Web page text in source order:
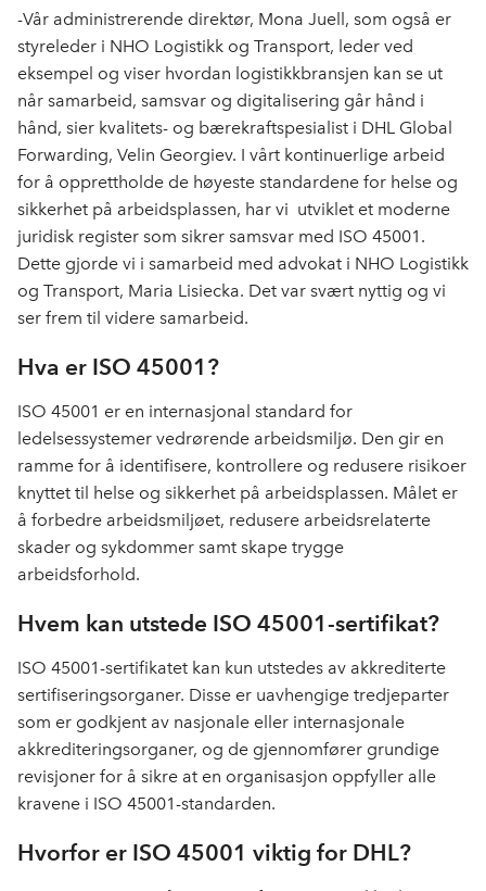
e
b
k
k
e
I
o
-Vår administrerende direktør, Mona Juell, som også er
styreleder i NHO Logistikk og Transport, leder ved
eksempel og viser hvordan logistikkbransjen kan se ut
når samarbeid, samsvar og digitalisering går hånd i
hånd, sier kvalitets- og bærekraftspesialist i DHL Global
Forwarding, Velin Georgiev. I vårt kontinuerlige arbeid
for å opprettholde de høyeste standardene for helse og
sikkerhet på arbeidsplassen, har vi utviklet et moderne
juridisk register som sikrer samsvar med ISO 45001.
Dette gjorde vi i samarbeid med advokat i NHO Logistikk
og Transport, Maria Lisiecka. Det var svært nyttig og vi
ser frem til videre samarbeid.
Hva er ISO 45001?
ISO 45001 er en internasjonal standard for
ledelsessystemer vedrørende arbeidsmiljø. Den gir en
ramme for å identifisere, kontrollere og redusere risikoer
knyttet til helse og sikkerhet på arbeidsplassen. Målet er
å forbedre arbeidsmiljøet, redusere arbeidsrelaterte
skader og sykdommer samt skape trygge
arbeidsforhold.
Hvem kan utstede ISO 45001-sertifikat?
ISO 45001-sertifikatet kan kun utstedes av akkrediterte
sertifiseringsorganer. Disse er uavhengige tredjeparter
som er godkjent av nasjonale eller internasjonale
akkrediteringsorganer, og de gjennomfører grundige
revisjoner for å sikre at en organisasjon oppfyller alle
kravene i ISO 45001-standarden.
Hvorfor er ISO 45001 viktig for DHL?